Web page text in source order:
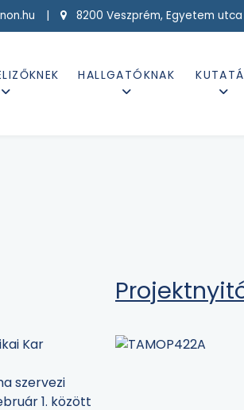
| 8200 Veszprém, Egyetem utca
HALLGATÓKNAK
Kar
szervezi
1. között